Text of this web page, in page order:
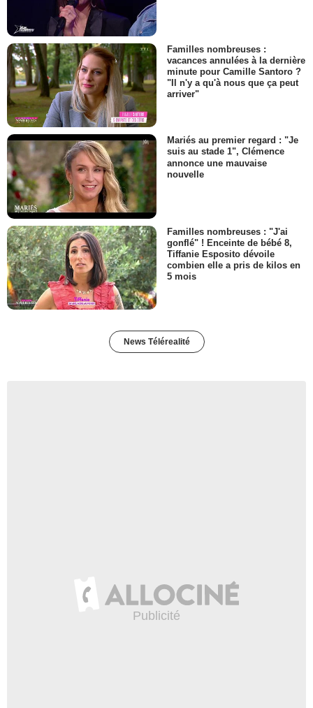
Familles nombreuses :
vacances annulées à la dernière
minute pour Camille Santoro ?
"Il n'y a qu'à nous que ça peut
arriver"
Mariés au premier regard : "Je
suis au stade 1", Clémence
annonce une mauvaise
nouvelle
Familles nombreuses : "J'ai
gonflé" ! Enceinte de bébé 8,
Tiffanie Esposito dévoile
combien elle a pris de kilos en
5 mois
News Télérealité